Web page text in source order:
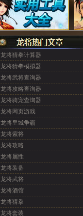
龙将猜拳计算器
龙将猜拳模拟器
龙将武将查询器
龙将攻略查询器
龙将骑宠查询器
龙将网页游戏
龙将皇城争霸
龙将紫将
龙将攻略
龙将属性
龙将装备
龙将武将
龙将酒馆
龙将猜拳
龙将套装